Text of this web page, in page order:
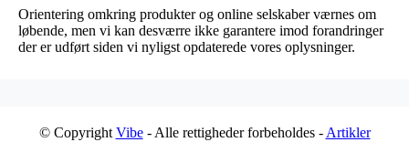
Orientering omkring produkter og online selskaber værnes om
løbende, men vi kan desværre ikke garantere imod forandringer
der er udført siden vi nyligst opdaterede vores oplysninger.
© Copyright Vibe- Alle rettigheder forbeholdes - Artikler